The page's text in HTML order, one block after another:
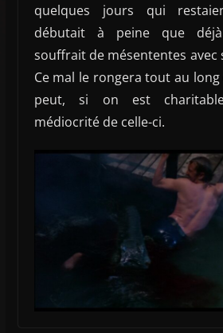
quelques jours qui
débutait à peine que
souffrait de mésententes avec
Ce mal le rongera tout au
peut, si on est
médiocrité de celle-ci.